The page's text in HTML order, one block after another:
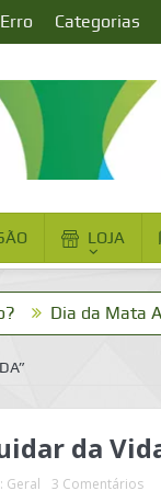
Categorias
LOJA
da Mata Atlântica
da
Geral 3 Comentários